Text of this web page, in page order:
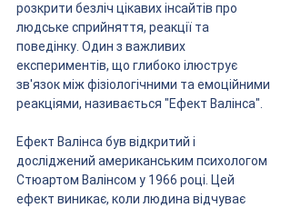
розкрити безліч цікавих інсайтів про
людське сприйняття, реакції та
поведінку. Один з важливих
експериментів, що глибоко ілюструє
зв'язок між фізіологічними та емоційними
реакціями, називається "Ефект Валінса".
Ефект Валінса був відкритий і
досліджений американським психологом
Стюартом Валінсом у 1966 році. Цей
ефект виникає, коли людина відчуває